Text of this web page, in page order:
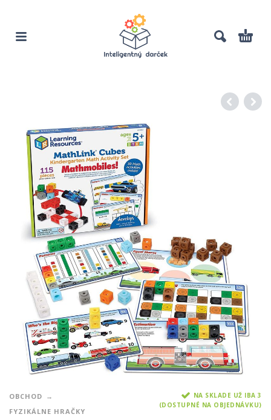
OBCHOD
FYZIKÁLNE HRAČKY
NA SKLADE UŽ IBA 3
(DOSTUPNÉ NA OBJEDNÁVKU)